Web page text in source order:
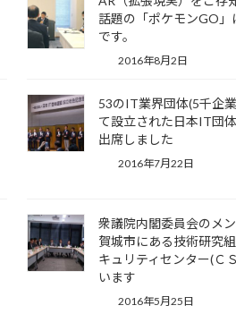
話題の「ポケモンGO」
です。
2016年8月2日
53のIT業界団体(5千企
て設立された日本IT団
出席しました
2016年7月22日
衆議院内閣委員会のメ
賀城市にある技術研究
キュリティセンター(Ｃ
います
2016年5月25日